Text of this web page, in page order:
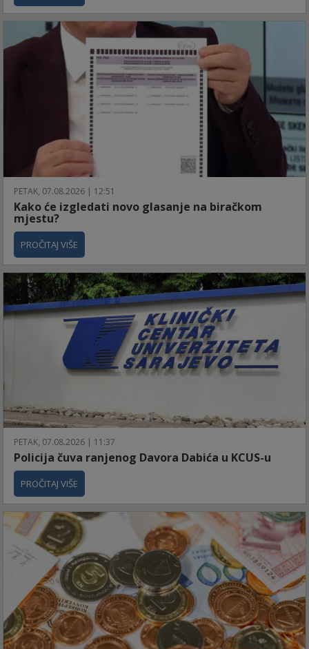
PETAK, 07.08.2026 | 12:51
Kako će izgledati novo glasanje na biračkom
mjestu?
PROČITAJ VIŠE
PETAK, 07.08.2026 | 11:37
Policija čuva ranjenog Davora Dabića u KCUS-u
PROČITAJ VIŠE